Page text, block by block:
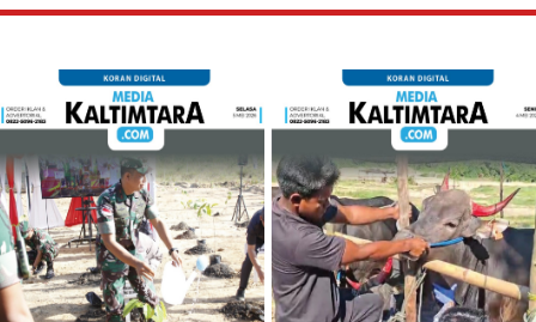
disini
Verifikasi Akun Sekarang!